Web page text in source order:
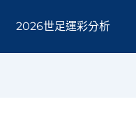
2026世足運彩分析